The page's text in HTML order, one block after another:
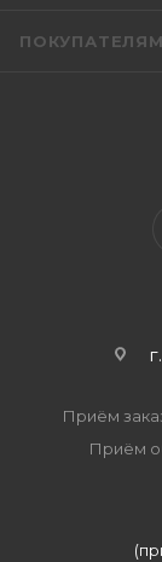
ПОКУПАТЕЛЯМ
Приём
Приём